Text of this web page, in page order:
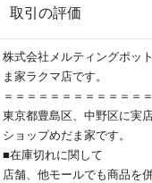
取引の評価
株式会社メルティングポッ
ま家ラクマ店です。
＝＝＝＝＝＝＝＝＝＝＝＝
東京都豊島区、中野区に実
ショップめだま家です。
■在庫切れに関して
店舗、他モールでも商品を